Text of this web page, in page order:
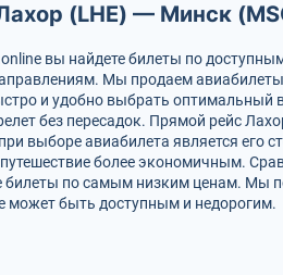
(LHE) — Минск
вы найдете билеты по
Мы продаем
и удобно выбрать оптимальный
без пересадок. Прямой рейс
выборе авиабилета является его
более экономичным.
по самым низким ценам. Мы
может быть доступным и недорогим.